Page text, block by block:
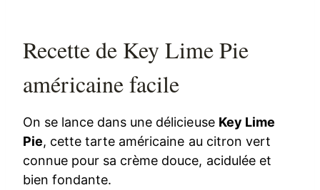
Recette de Key Lime Pie
américaine facile
On se lance dans une délicieuse Key Lime
Pie, cette tarte américaine au citron vert
connue pour sa crème douce, acidulée et
bien fondante.